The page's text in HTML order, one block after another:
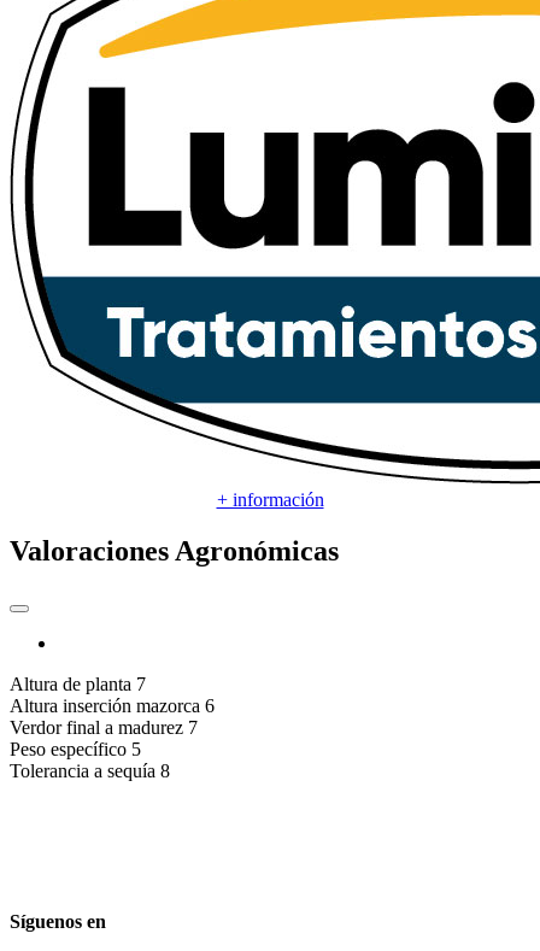
+ información
Valoraciones Agronómicas
Altura de planta 7
Altura inserción mazorca 6
Verdor final a madurez 7
Peso específico 5
Tolerancia a sequía 8
Síguenos en